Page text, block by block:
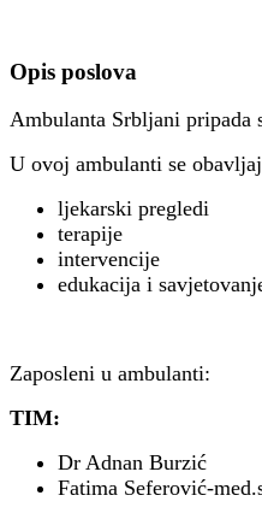
Opis poslova
Ambulanta Srbljani pripada
U ovoj ambulanti se
ljekarski pregledi
terapije
intervencije
edukacija i
Zaposleni u ambulanti:
TIM:
Dr Adnan Burzić
Fatima Seferović-